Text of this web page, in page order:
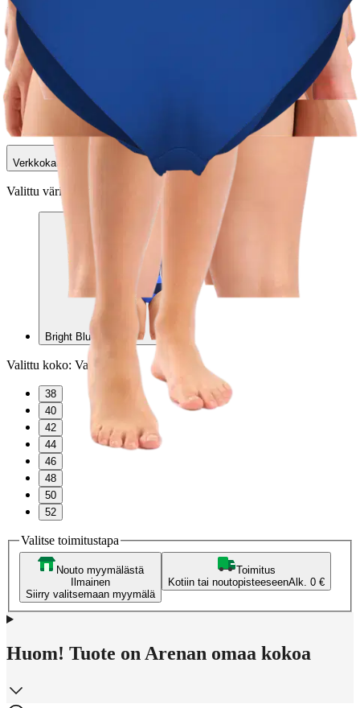
Isabella Wing Back 010351870
67,92 €
Asiakasomistajahinta
Hinta ilman S-Etukorttia:
Verkkokaupan hinta
Valittu väri:
Bright Blue-Navy
Valittu koko: Valitse koko
38
40
42
44
46
48
50
52
Valitse toimitustapa
Nouto myymälästä
Ilmainen
Siirry valitsemaan myymälä
Toimitus
Kotiin tai noutopisteeseenAlk. 0 €
Huom! Tuote on Arenan omaa kokoa